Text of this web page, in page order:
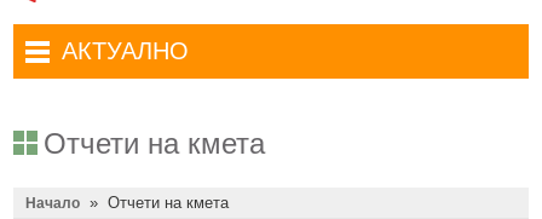
Достъп до информация
Антикорупция
Профил на купувача
Туристически маршрути
Туристически информационен център
Съобщения
Отчети на кмета
Начало »Отчети на кмета
Комплексно административно обслужване
АКТУАЛНО
Местни избори 2023 година